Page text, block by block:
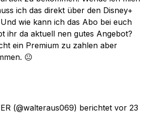
ich das direkt über den Disney+
wie kann ich das Abo bei euch
ihr da aktuell nen gutes Angebot?
ein Premium zu zahlen aber
😐
(@walteraus069) berichtet vor 23